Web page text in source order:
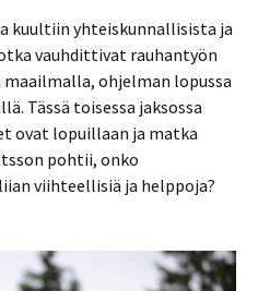
kuultiin yhteiskunnallisista ja
vauhdittivat rauhantyön
maailmalla, ohjelman lopussa
Tässä toisessa jaksossa
ovat lopuillaan ja matka
pohtii, onko
viihteellisiä ja helppoja?